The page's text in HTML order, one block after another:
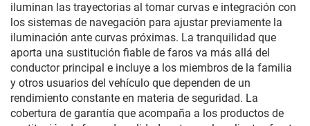
iluminan las trayectorias al tomar curvas e integración con
los sistemas de navegación para ajustar previamente la
iluminación ante curvas próximas. La tranquilidad que
aporta una sustitución fiable de faros va más allá del
conductor principal e incluye a los miembros de la familia
y otros usuarios del vehículo que dependen de un
rendimiento constante en materia de seguridad. La
cobertura de garantía que acompaña a los productos de